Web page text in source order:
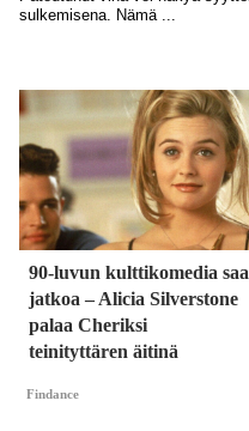
90-luvun kulttikomedia saa
jatkoa – Alicia Silverstone
palaa Cheriksi
teinityttären äitinä
Findance